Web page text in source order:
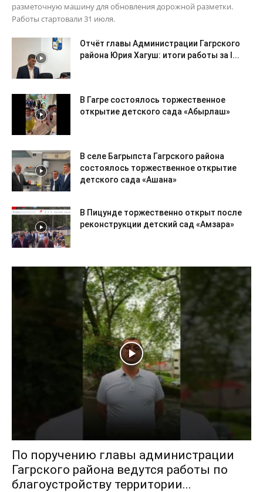
разметочную машину для обновления дорожной разметки.
Работы стартовали 31 июля.
Отчёт главы Администрации Гагрского
района Юрия Хагуш: итоги работы за I...
В Гагре состоялось торжественное
открытие детского сада «Абырлаш»
В селе Багрыпста Гагрского района
состоялось торжественное открытие
детского сада «Ашана»
В Пицунде торжественно открыт после
реконструкции детский сад «Амзара»
По поручению главы администрации
Гагрского района ведутся работы по
благоустройству территории...